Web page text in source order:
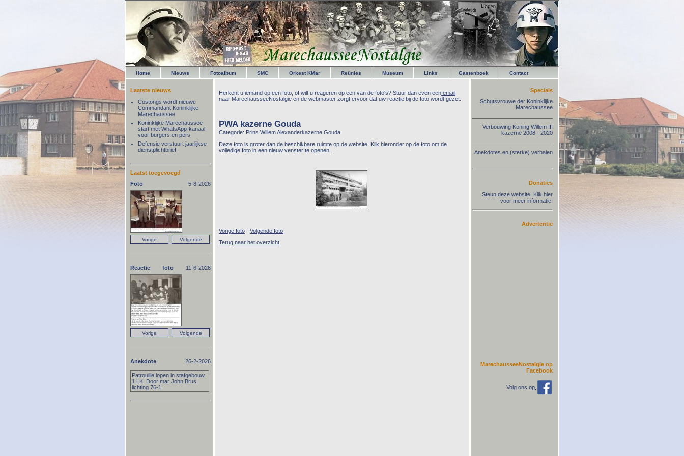
Home Nieuws Fotoalbum SMC Orkest KMar Reünies Museum Links Gastenboek Contact
Herkent u iemand op een foto, of wilt u reageren op een van de foto's? Stuur dan even een email
naar MarechausseeNostalgie en de webmaster zorgt ervoor dat uw reactie bij de foto wordt gezet.
PWA kazerne Gouda
Categorie: Prins Willem Alexanderkazerne Gouda
Deze foto is groter dan de beschikbare ruimte op de website. Klik hieronder op de foto om de
volledige foto in een nieuw venster te openen.
Vorige foto - Volgende foto
Terug naar het overzicht
Laatste nieuws
Costongs wordt nieuwe
Commandant Koninklijke
Marechaussee
Koninklijke Marechaussee
start met WhatsApp-kanaal
voor burgers en pers
Defensie verstuurt jaarlijkse
dienstplichtbrief
Laatst toegevoegd
Foto
5-8-2026
Reactie foto 11-6-2026
Anekdote 26-2-2026
Patrouille lopen in stafgebouw
1 LK. Door mar John Brus,
lichting 76-1
Specials
Schutsvrouwe der Koninklijke
Marechaussee
Verbouwing Koning Willem III
kazerne 2008 - 2020
Anekdotes en (sterke) verhalen
Donaties
Steun deze website. Klik hier
voor meer informatie.
Advertentie
MarechausseeNostalgie op
Facebook
Volg ons op